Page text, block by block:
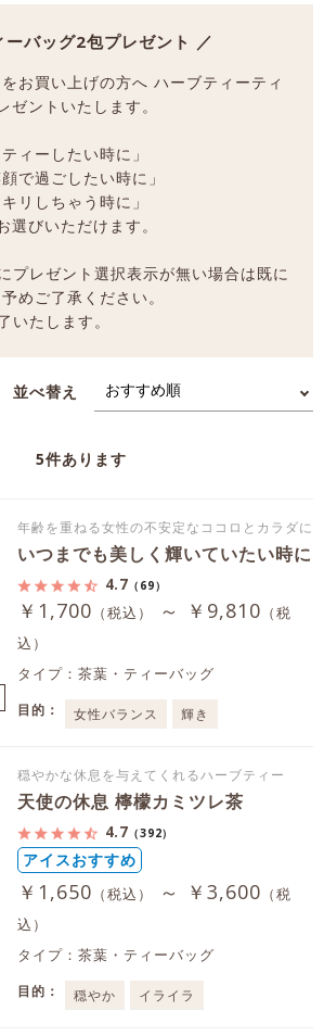
ーバッグ2包プレゼント ／
お買い上げの方へ ハーブティーティ
ゼントいたします。
ィーしたい時に」
で過ごしたい時に」
リしちゃう時に」
選びいただけます。
プレゼント選択表示が無い場合は既に
めご了承ください。
いたします。
並べ替え
5件あります
年齢を重ねる女性の不安定なココロとカラダに
いつまでも美しく輝いていたい時に
4.7 （69）
￥1,700 （税込） ～ ￥9,810 （税
込）
タイプ：茶葉・ティーバッグ
目的：
女性バランス 輝き
穏やかな休息を与えてくれるハーブティー
天使の休息 檸檬カミツレ茶
4.7 （392）
アイスおすすめ
￥1,650 （税込） ～ ￥3,600 （税
込）
タイプ：茶葉・ティーバッグ
目的：
穏やか イライラ